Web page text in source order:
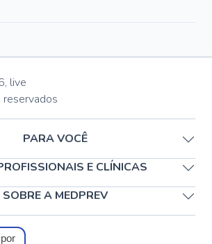
, live
PARA VOCÊ
E CLÍNICAS
SOBRE A MEDPREV